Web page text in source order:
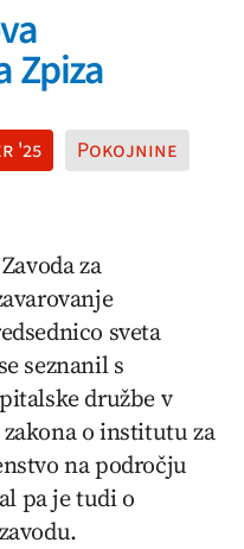
Zpiza
'25
Pokojnine
za
sveta
seznanil s
družbe v
o institutu za
na področju
pa je tudi o